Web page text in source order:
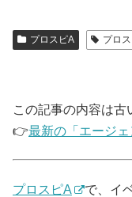
プロスピA プロ
この記事の内容は古
👉最新の「エージ
プロスピA で、イ